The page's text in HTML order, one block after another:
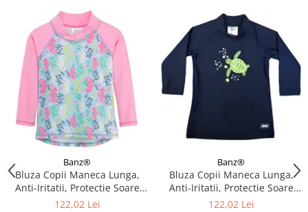
Banz®
Bluza Copii Maneca Lunga,
Anti-Iritatii, Protectie Soare
UPF50+, Sea Horse, Diverse
122,02 Lei
Banz®
Bluza Copii Maneca Lunga,
Anti-Iritatii, Protectie Soare
UPF50+, Turttle, Diverse
122,02 Lei